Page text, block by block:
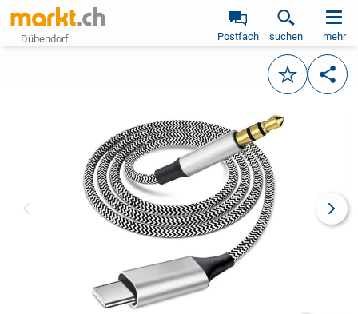
Dübendorf Postfach suchen mehr
Merken
vorheriges Bild